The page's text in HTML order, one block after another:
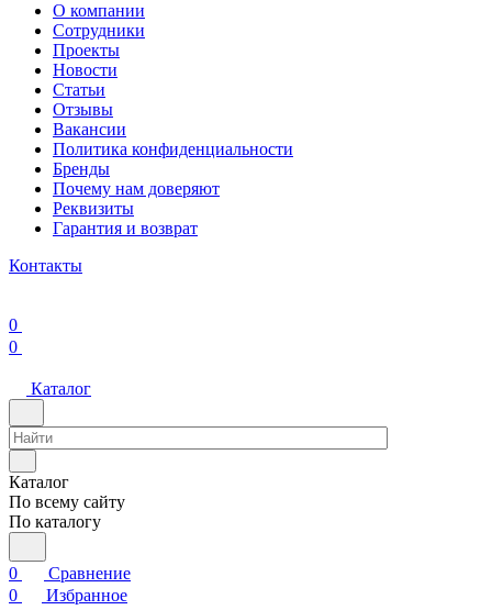
О компании
Сотрудники
Проекты
Новости
Статьи
Отзывы
Вакансии
Политика конфиденциальности
Бренды
Почему нам доверяют
Реквизиты
Гарантия и возврат
Контакты
0
0
Каталог
Каталог
По всему сайту
По каталогу
0
Сравнение
0
Избранное